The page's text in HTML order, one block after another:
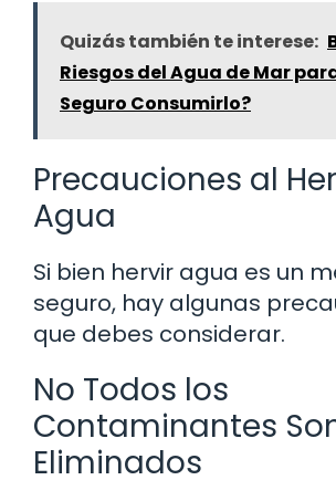
Quizás también te interese:
Riesgos del Agua de Mar
Seguro Consumirlo?
Precauciones al
Agua
Si bien hervir agua es un
seguro, hay algunas
que debes considerar.
No Todos los
Contaminantes
Eliminados